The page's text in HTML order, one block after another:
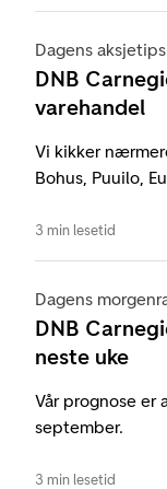
Dagens
DNB
varehandel
Vi kikker
Bohus, Puuilo,
3 min lesetid
Dagens
DNB
neste uke
Vår prognose er
september.
3 min lesetid